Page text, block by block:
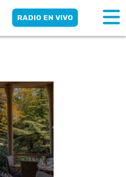
RADIO EN VIVO